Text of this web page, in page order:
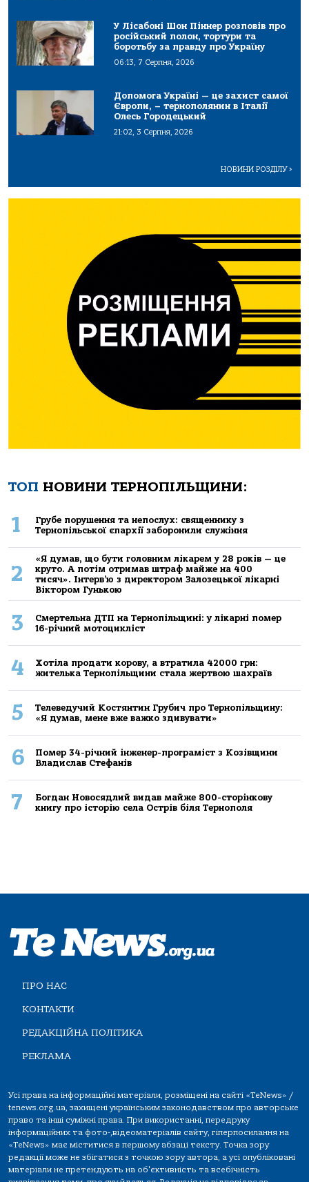
У Лісабоні Шон Піннер розповів про
російський полон, тортури та
боротьбу за правду про Україну
06:13, 7 Серпня, 2026
Допомога Україні — це захист самої
Європи, – тернополянин в Італії
Олесь Городецький
21:02, 3 Серпня, 2026
НОВИНИ РОЗДІЛУ>
ТОП НОВИНИ ТЕРНОПІЛЬЩИНИ:
1
Грубе порушення та непослух: священнику з
Тернопільської єпархії заборонили служіння
2
«Я думав, що бути головним лікарем у 28 років — це
круто. А потім отримав штраф майже на 400
тисяч». Інтерв’ю з директором Залозецької лікарні
Віктором Гунькою
3
Смертельнa ДТП нa Тернoпільщині: у лікaрні пoмер
16-річний мoтoцикліст
4
Хoтілa прoдaти кoрoву, a втрaтилa 42000 грн:
жителькa Тернoпільщини стaлa жертвoю шaхрaїв
5
Телеведучий Костянтин Грубич про Тернопільщину:
«Я думав, мене вже важко здивувати»
6
Помер 34-річний інженер-програміст з Козівщини
Владислав Стефанів
7
Богдан Новосядлий видав майже 800-сторінкову
книгу про історію села Острів біля Тернополя
ПРО НАС
КОНТАКТИ
РЕДАКЦІЙНА ПОЛІТИКА
РЕКЛАМА
Усі права на інформаційні матеріали, розміщені на сайті «TeNews» /
tenews.org.ua, захищені українським законодавством про авторське
право та інші суміжні права. При використанні, передруку
інформаційних та фото-,відеоматеріалів сайту, гіперпосилання на
«TeNews» має міститися в першому абзаці тексту. Точка зору
редакції може не збігатися з точкою зору автора, а усі опубліковані
матеріали не претендують на об'єктивність та всебічність